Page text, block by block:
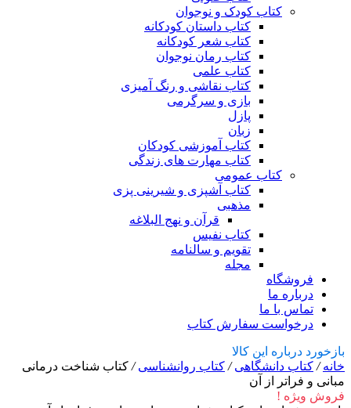
کتاب کودک و نوجوان
کتاب داستان کودکانه
کتاب شعر کودکانه
کتاب رمان نوجوان
کتاب علمی
کتاب نقاشی و رنگ آمیزی
بازی و سرگرمی
پازل
زبان
کتاب آموزشی کودکان
کتاب مهارت های زندگی
کتاب عمومی
کتاب آشپزی و شیرینی پزی
مذهبی
قرآن و نهج البلاغه
کتاب نفیس
تقویم و سالنامه
مجله
فروشگاه
درباره ما
تماس با ما
درخواست سفارش کتاب
بازخورد درباره این کالا
خانه/ کتاب دانشگاهی/ کتاب روانشناسی/ کتاب شناخت درمانی
مبانی و فراتر از آن
فروش ویژه !